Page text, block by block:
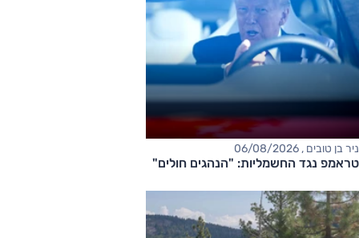
ניר בן טובים , 06/08/2026
טראמפ נגד החשמליות: "הנהגים חולים"